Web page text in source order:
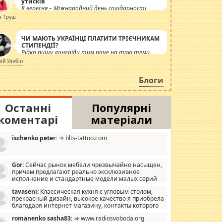
8 вересня – Міжнародний день солідарності
журналістів.
Труш
ЧИ МАЮТЬ УКРАЇНЦІ ПЛАТИТИ ТРІЄЧНИКАМ
СТИПЕНДІЇ?
Рідко пишу лонгріди тим паче на такі теми,
але вже просто дістало! Обурюють сьогоднішні
інсенуації навколо стипендіального питання.
Штучно роздувається ще одна соціальна
катастрофа.
Улибін
Блоги
Останні
Популярні
матеріали
ischenko peter: ⇒ blts-tattoo.com
Gor:Сейчас рынок мебели чрезвычайно насыщен,
причем предлагают реально эксклюзивное
исполнение и стандартные модели малых серий
мало походит на стандартные формы, в MebelOk,
и что главное - со вкусом все в порядке,
ненужных наворотов удорожающих мебель, а это не
tavaseni: Классическая кухня с угловым столом,
прекрасный дизайн, высокое качество я приобрела
благодаря интернет магазину, контакты которого
romanenko sasha83: ⇒ www.radiosvoboda.org